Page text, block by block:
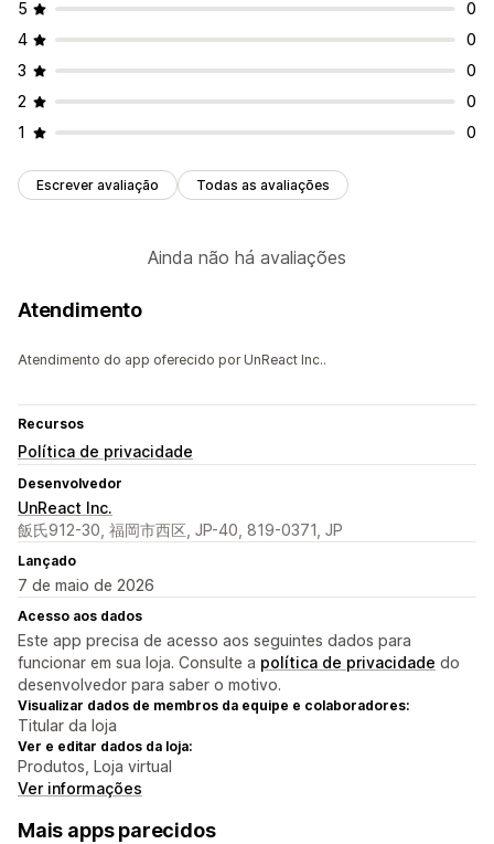
5
0
4
0
3
0
2
0
1
0
Escrever avaliação Todas as avaliações
Ainda não há avaliações
Atendimento
Atendimento do app oferecido por UnReact Inc..
Recursos
Política de privacidade
Desenvolvedor
UnReact Inc.
飯氏912-30, 福岡市西区, JP-40, 819-0371, JP
Lançado
7 de maio de 2026
Acesso aos dados
Este app precisa de acesso aos seguintes dados para
funcionar em sua loja. Consulte a política de privacidade do
desenvolvedor para saber o motivo.
Visualizar dados de membros da equipe e colaboradores:
Titular da loja
Ver e editar dados da loja:
Produtos, Loja virtual
Ver informações
Mais apps parecidos